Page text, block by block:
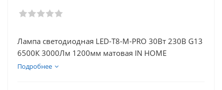
Лампа светодиодная LED-T8-М-PRO 30Вт 230В G13
6500К 3000Лм 1200мм матовая IN HOME
Подробнее